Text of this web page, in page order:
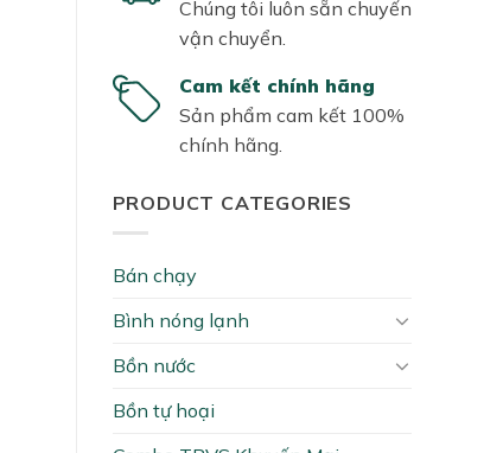
Chúng tôi luôn sẵn chuyến
vận chuyển.
Cam kết chính hãng
Sản phẩm cam kết 100%
chính hãng.
PRODUCT CATEGORIES
Bán chạy
Bình nóng lạnh
Bồn nước
Bồn tự hoại